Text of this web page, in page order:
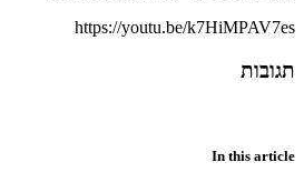
https://youtu.be/k7HiMPAV7es
תגובות
In this article